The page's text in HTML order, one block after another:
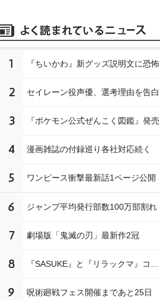
1 『ちいかわ』新グッズ説明文に恐怖
2 セイレーン役声優、選考理由を告白
3 『ポケモン公式ぜんこく図鑑』発売
4 漫画雑誌の付録巡り各社対応続く
5 ワンピース衝撃最新話1ページ公開
6 ジャンプ平均発行部数100万部割れ
7 劇場版「鬼滅の刃」最新作2冠
8
9 呪術廻戦フェス開催まであと25日